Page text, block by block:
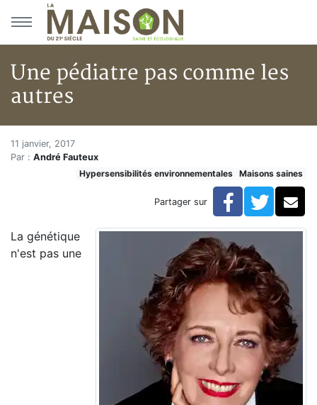
Aller au menu principal
Aller au contenu principal
Une pédiatre pas comme les
autres
Accueil
Articles
Maisons saines
Hypersensibilités environnementales
Une pédiatre pas comme les autres
Une pédiatre pas comme les
11 janvier, 2017
Par : André Fauteux
Hypersensibilités environnementales
Maisons saines
Partager sur Facebook
La génétique
n'est pas une